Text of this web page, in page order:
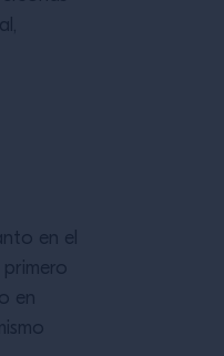
en el
en